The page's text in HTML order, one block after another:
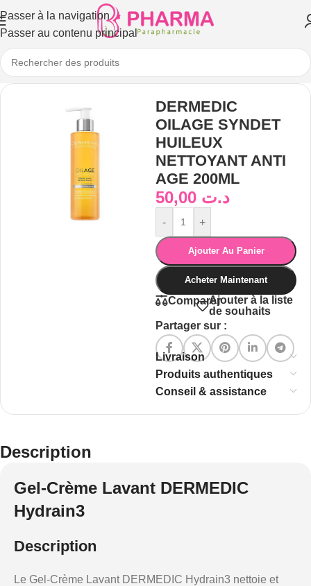
Passer à la navigation
Passer au contenu principal
DERMEDIC
OILAGE SYNDET
HUILEUX
NETTOYANT ANTI
AGE 200ML
د.ت
- +
Ajouter Au Panier
Acheter Maintenant
ComparerAjouter à la liste
de souhaits
Partager sur :
Livraison
Produits authentiques
Conseil & assistance
Description
Gel-Crème Lavant DERMEDIC
Hydrain3
Description
Le Gel-Crème Lavant DERMEDIC Hydrain3 nettoie et